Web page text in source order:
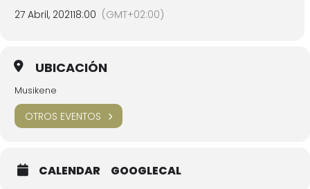
27 Abril, 202118:00 (GMT+02:00)
UBICACIÓN
Musikene
OTROS EVENTOS
CALENDAR GOOGLECAL